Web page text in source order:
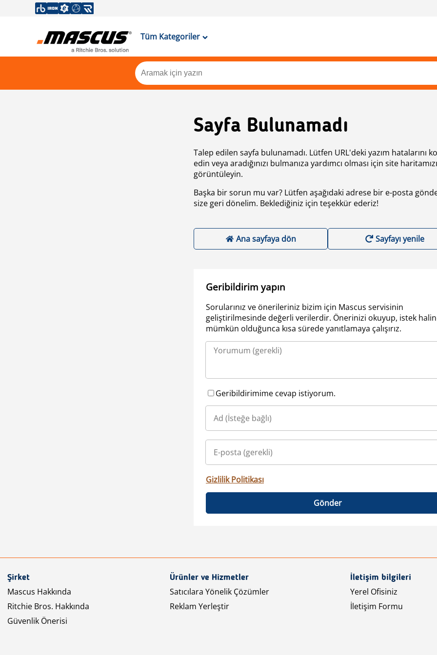
Tüm Kategoriler
Sayfa Bulunamadı
Talep edilen sayfa bulunamadı. Lütfen URL'deki yazım hatalarını
edin veya aradığınızı bulmanıza yardımcı olması için site haritamızı
görüntüleyin.
Başka bir sorun mu var? Lütfen aşağıdaki adrese bir e-posta
size geri dönelim. Beklediğiniz için teşekkür ederiz!
Ana sayfaya dön Sayfayı yenile
Geribildirim yapın
Sorularınız ve önerileriniz bizim için Mascus servisinin
geliştirilmesinde değerli verilerdir. Önerinizi okuyup, istek
mümkün olduğunca kısa sürede yanıtlamaya çalışırız.
Geribildirimime cevap istiyorum.
Gizlilik Politikası
Gönder
Şirket
Mascus Hakkında
Ritchie Bros. Hakkında
Güvenlik Önerisi
Ürünler ve Hizmetler
Satıcılara Yönelik Çözümler
Reklam Yerleştir
İletişim bilgileri
Yerel Ofisiniz
İletişim Formu